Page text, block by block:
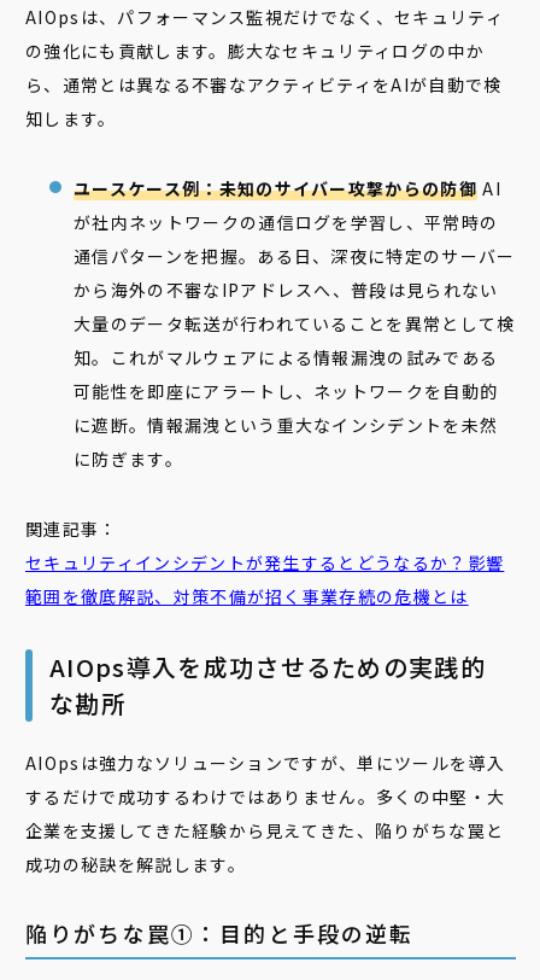
AIOpsは、パフォーマンス監視だけでなく、セキュリティ
の強化にも貢献します。膨大なセキュリティログの中か
ら、通常とは異なる不審なアクティビティをAIが自動で検
知します。
ユースケース例：未知のサイバー攻撃からの防御 AI
が社内ネットワークの通信ログを学習し、平常時の
通信パターンを把握。ある日、深夜に特定のサーバー
から海外の不審なIPアドレスへ、普段は見られない
大量のデータ転送が行われていることを異常として検
知。これがマルウェアによる情報漏洩の試みである
可能性を即座にアラートし、ネットワークを自動的
に遮断。情報漏洩という重大なインシデントを未然
に防ぎます。
関連記事：
セキュリティ インシデントが発生するとどうなるか？影響
範囲を徹底解説、対策不備が招く事業存続の危機とは
AIOps導入を成功させるための実践的
な勘所
AIOpsは強力なソリューションですが、単にツールを導入
するだけで成功するわけではありません。多くの中堅・大
企業を支援してきた経験から見えてきた、陥りがちな罠と
成功の秘訣を解説します。
陥りがちな罠①：目的と手段の逆転